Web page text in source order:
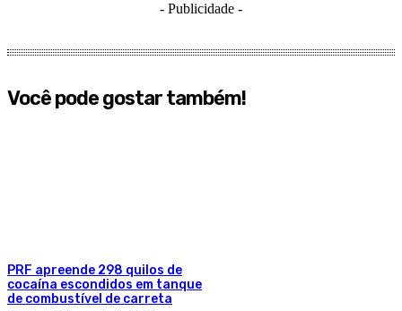
- Publicidade -
Você pode gostar também!
PRF apreende 298 quilos de
cocaína escondidos em tanque
de combustível de carreta